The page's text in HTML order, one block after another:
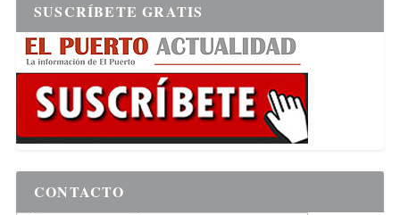
SUSCRÍBETE GRATIS
CONTACTO